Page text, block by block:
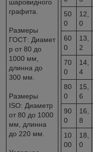
шаровидного
графита.
Размеры
ГОСТ: Диамет
р от 80 до
1000 мм,
длинна до
300 мм.
Размеры
ISO: Диаметр
от 80 до 1000
мм, длинна
до 220 мм.
50
0
12,
0
60
0
13,
2
70
0
14,
4
80
0
15,
6
90
0
16,
8
10
00
18,
0